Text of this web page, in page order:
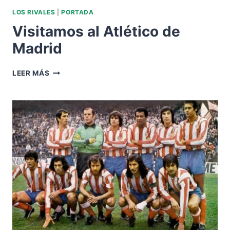
LOS RIVALES |PORTADA
Visitamos al Atlético de
Madrid
LEER MÁS VISITAMOS
DE
MADRID